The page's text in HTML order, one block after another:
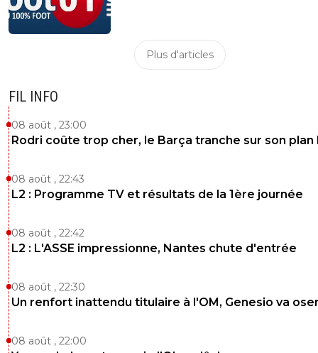
Plus d'articles
FIL INFO
08 août , 23:00
Rodri coûte trop cher, le Barça tranche sur son plan
08 août , 22:43
L2 : Programme TV et résultats de la 1ère journée
08 août , 22:42
L2 : L'ASSE impressionne, Nantes chute d'entrée
08 août , 22:30
Un renfort inattendu titulaire à l'OM, Genesio va
08 août , 22:00